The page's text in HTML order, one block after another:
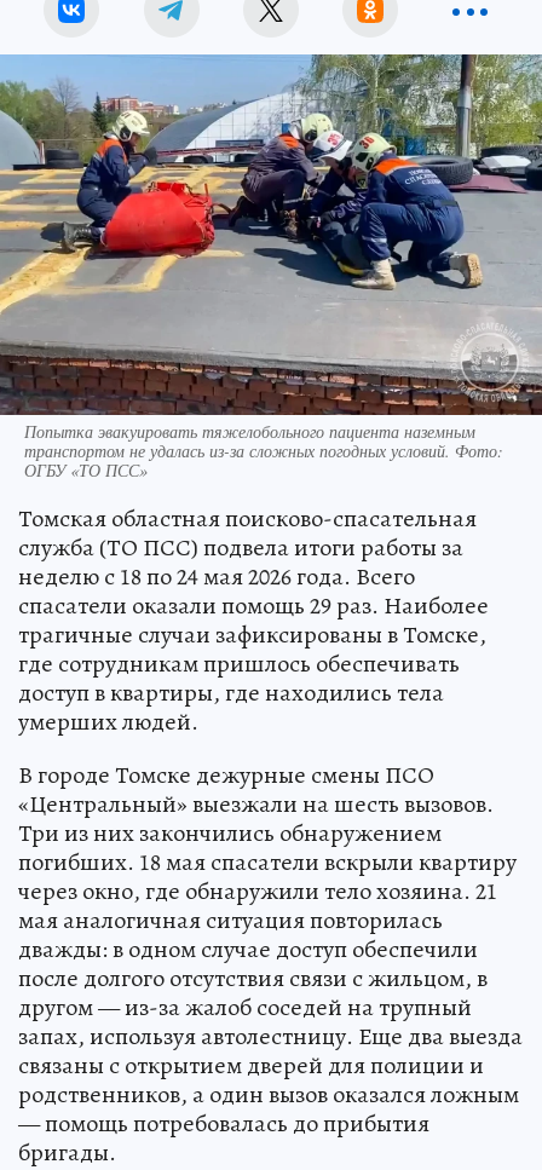
Попытка эвакуировать тяжелобольного пациента наземным
транспортом не удалась из-за сложных погодных условий. Фото:
ОГБУ «ТО ПСС»
Томская областная поисково-спасательная
служба (ТО ПСС) подвела итоги работы за
неделю с 18 по 24 мая 2026 года. Всего
спасатели оказали помощь 29 раз. Наиболее
трагичные случаи зафиксированы в Томске,
где сотрудникам пришлось обеспечивать
доступ в квартиры, где находились тела
умерших людей.
В городе Томске дежурные смены ПСО
«Центральный» выезжали на шесть вызовов.
Три из них закончились обнаружением
погибших. 18 мая спасатели вскрыли квартиру
через окно, где обнаружили тело хозяина. 21
мая аналогичная ситуация повторилась
дважды: в одном случае доступ обеспечили
после долгого отсутствия связи с жильцом, в
другом — из-за жалоб соседей на трупный
запах, используя автолестницу. Еще два выезда
связаны с открытием дверей для полиции и
родственников, а один вызов оказался ложным
— помощь потребовалась до прибытия
бригады.